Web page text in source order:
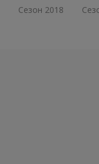
Сезон 2018